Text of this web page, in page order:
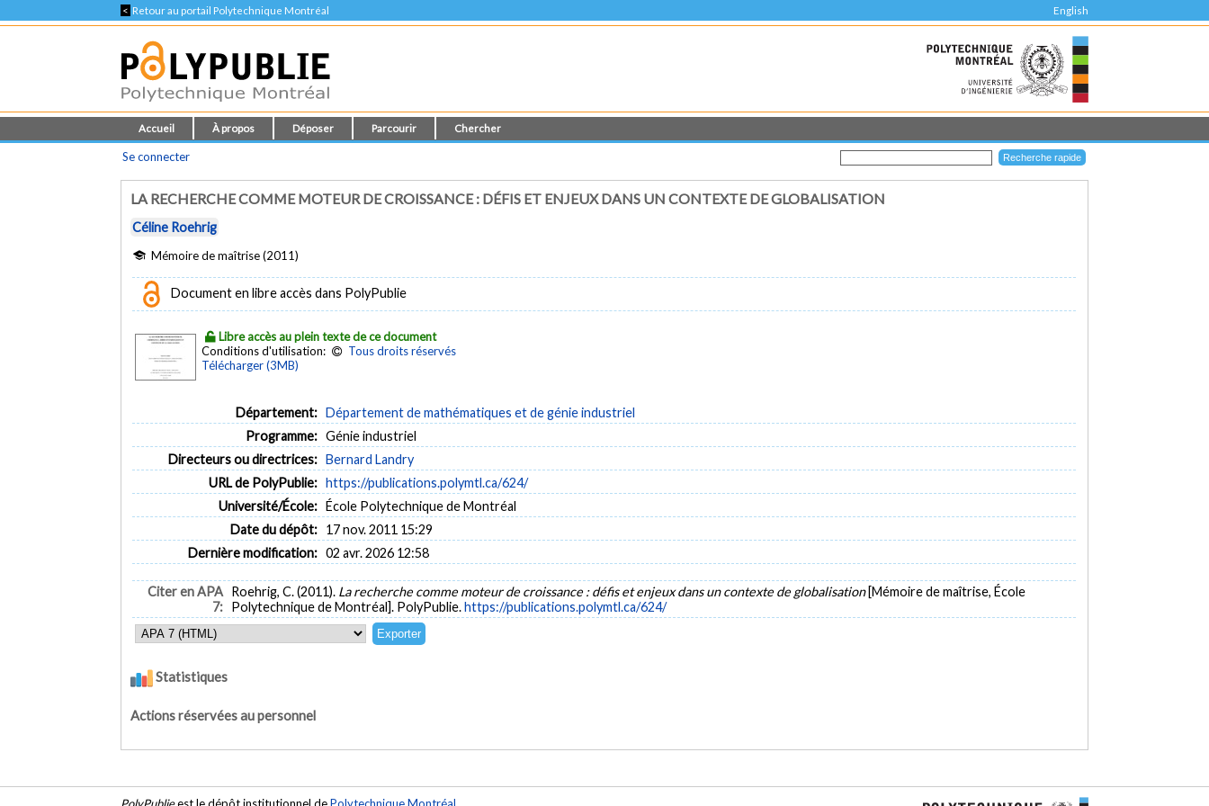
< Retour au portail Polytechnique Montréal English
Accueil À propos Déposer Parcourir Chercher
Se connecter
LA RECHERCHE COMME MOTEUR DE CROISSANCE : DÉFIS ET ENJEUX DANS UN CONTEXTE DE GLOBALISATION
Céline Roehrig
Mémoire de maîtrise (2011)
Document en libre accès dans PolyPublie
Libre accès au plein texte de ce document
Conditions d'utilisation:
Tous droits réservés
Télécharger (3MB)
Département: Département de mathématiques et de génie industriel
Programme: Génie industriel
Directeurs ou directrices: Bernard Landry
URL de PolyPublie: https://publications.polymtl.ca/624/
Université/École: École Polytechnique de Montréal
Date du dépôt: 17 nov. 2011 15:29
Dernière modification: 02 avr. 2026 12:58
Citer en APA
7:
Roehrig, C. (2011). La recherche comme moteur de croissance : défis et enjeux dans un contexte de globalisation [Mémoire de maîtrise, École
Polytechnique de Montréal]. PolyPublie.https://publications.polymtl.ca/624/
Statistiques
Actions réservées au personnel